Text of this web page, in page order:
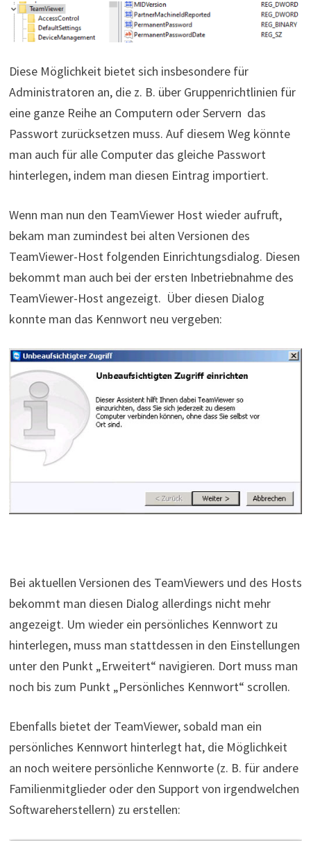
Diese Möglichkeit bietet sich insbesondere für
Administratoren an, die z. B. über Gruppenrichtlinien für
eine ganze Reihe an Computern oder Servern das
Passwort zurücksetzen muss. Auf diesem Weg könnte
man auch für alle Computer das gleiche Passwort
hinterlegen, indem man diesen Eintrag importiert.
Wenn man nun den TeamViewer Host wieder aufruft,
bekam man zumindest bei alten Versionen des
TeamViewer-Host folgenden Einrichtungsdialog. Diesen
bekommt man auch bei der ersten Inbetriebnahme des
TeamViewer-Host angezeigt. Über diesen Dialog
konnte man das Kennwort neu vergeben:
Bei aktuellen Versionen des TeamViewers und des Hosts
bekommt man diesen Dialog allerdings nicht mehr
angezeigt. Um wieder ein persönliches Kennwort zu
hinterlegen, muss man stattdessen in den Einstellungen
unter den Punkt „Erweitert“ navigieren. Dort muss man
noch bis zum Punkt „Persönliches Kennwort“ scrollen.
Ebenfalls bietet der TeamViewer, sobald man ein
persönliches Kennwort hinterlegt hat, die Möglichkeit
an noch weitere persönliche Kennworte (z. B. für andere
Familienmitglieder oder den Support von irgendwelchen
Softwareherstellern) zu erstellen: